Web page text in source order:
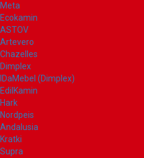
Meta
Ecokamin
ASTOV
Artevero
Chazelles
Dimplex
IDaMebel (Dimplex)
EdilKamin
Hark
Nordpeis
Andalusia
Kratki
Supra